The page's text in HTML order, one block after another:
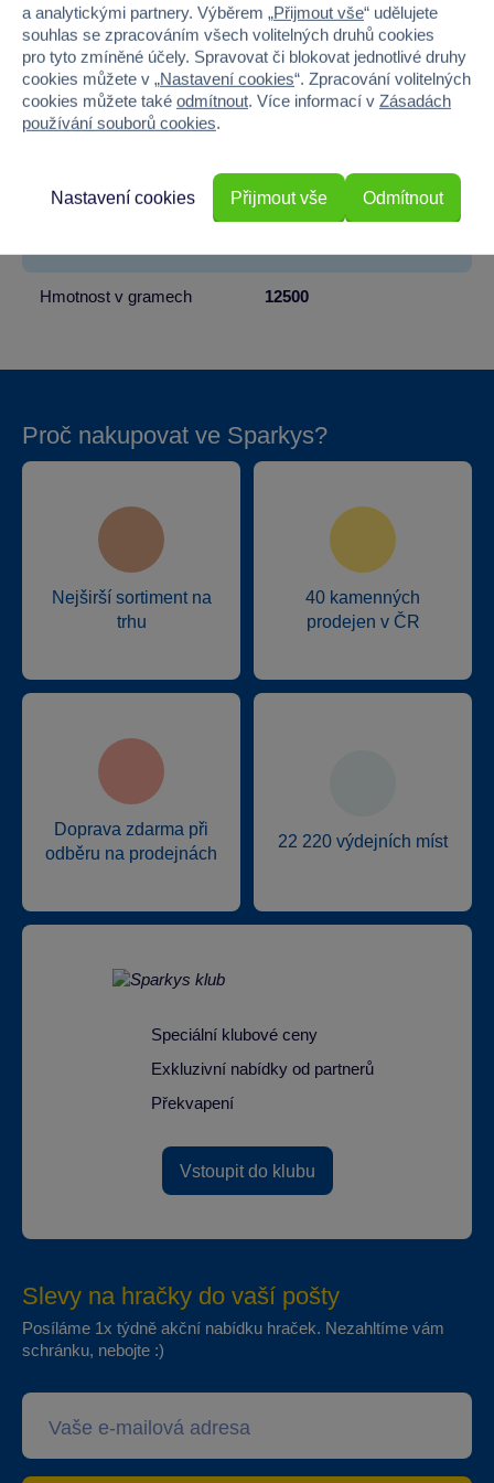
Věk od
Pohlaví KLUK
Materiál PLAST
Výška 66
Hmotnost v gramech 12500
Proč nakupovat ve Sparkys?
Nejširší sortiment na
trhu
40 kamenných
prodejen v ČR
Doprava zdarma při
odběru na prodejnách
22 220 výdejních míst
Speciální klubové ceny
Exkluzivní nabídky od partnerů
Překvapení
Vstoupit do klubu
Slevy na hračky do vaší pošty
Posíláme 1x týdně akční nabídku hraček. Nezahltíme vám
schránku, nebojte :)
a analytickými partnery. Výběrem „Přijmout vše“ udělujete
souhlas se zpracováním všech volitelných druhů cookies
pro tyto zmíněné účely. Spravovat či blokovat jednotlivé druhy
cookies můžete v „Nastavení cookies“. Zpracování volitelných
cookies můžete také odmítnout. Více informací v Zásadách
používání souborů cookies.
Odmítnout
Nastavení cookies Přijmout vše